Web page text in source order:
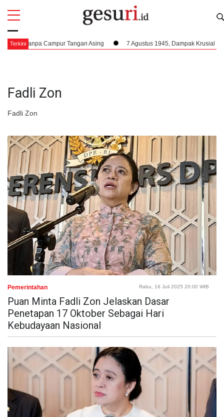
Terkini
Campur Tangan Asing 7 Agustus 1945, Dampak Krusial Berdirinya
Fadli Zon
Fadli Zon
All
Pemerintahan Rabu, 16 Juli 2025 20:00 WIB
Puan Minta Fadli Zon Jelaskan Dasar
Penetapan 17 Oktober Sebagai Hari
Kebudayaan Nasional